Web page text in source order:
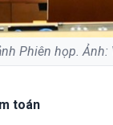
Phiên họp. Ảnh:
toán